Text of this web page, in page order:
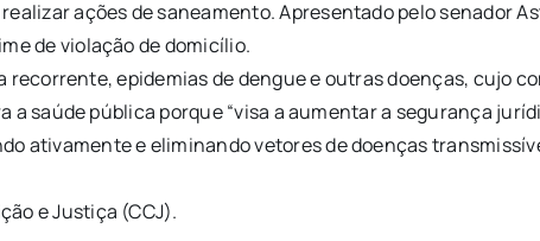
ações de saneamento. Apresentado pelo senador
de violação de domicílio.
epidemias de dengue e outras doenças, cujo
saúde pública porque “visa a aumentar a segurança
ativamente e eliminando vetores de doenças
e Justiça (CCJ).